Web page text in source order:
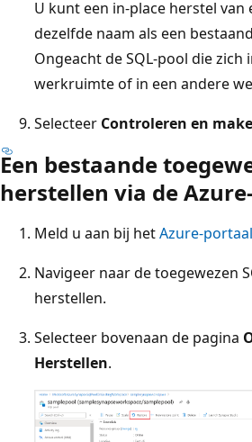
U kunt een in-place herstel van
dezelfde naam als een
Ongeacht de SQL-pool die zich
werkruimte of in een andere
Selecteer Controleren en
Een bestaande
herstellen via de
Meld u aan bij hetAzure-portaal
Navigeer naar de toegewezen
herstellen.
Selecteer bovenaan de pagina
Herstellen.